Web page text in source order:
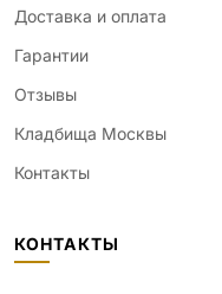
Доставка и оплата
Гарантии
Отзывы
Кладбища Москвы
Контакты
КОНТАКТЫ